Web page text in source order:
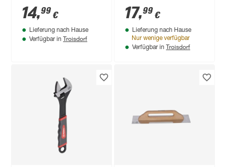
14,99 €
Lieferung nach Hause
Verfügbar in Troisdorf
17,99 €
Lieferung nach Hause
Nur wenige verfügbar
Verfügbar in Troisdorf